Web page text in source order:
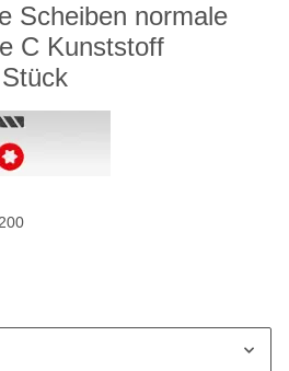
Scheiben normale
C Kunststoff